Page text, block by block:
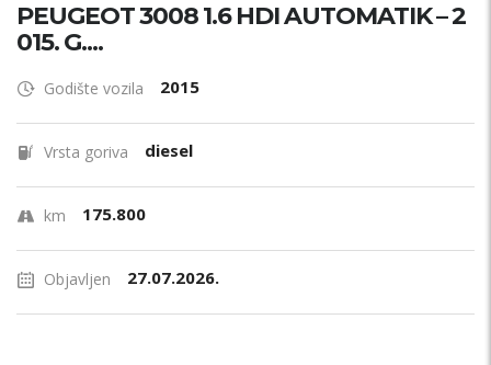
PEUGEOT 3008 1.6 HDI AUTOMATIK – 2
015. G....
Godište vozila 2015
Vrsta goriva diesel
km 175.800
Objavljen 27.07.2026.